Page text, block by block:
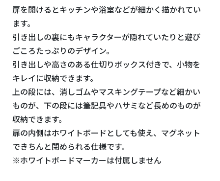
扉を開けるとキッチンや浴室などが細かく描かれてい
ます。
引き出しの裏にもキャラクターが隠れていたりと遊び
ごころたっぷりのデザイン。
引き出しや高さのある仕切りボックス付きで、小物を
キレイに収納できます。
上の段には、消しゴムやマスキングテープなど細かい
ものが、下の段には筆記具やハサミなど長めのものが
収納できます。
扉の内側はホワイトボードとしても使え、マグネット
できちんと閉められる仕様です。
※ホワイトボードマーカーは付属しません